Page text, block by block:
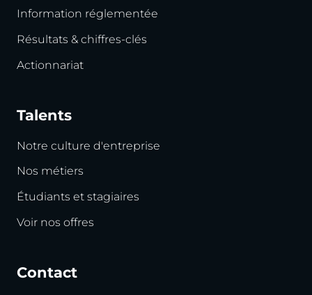
Information réglementée
Résultats & chiffres-clés
Actionnariat
Talents
Notre culture d'entreprise
Nos métiers
Étudiants et stagiaires
Voir nos offres
Contact